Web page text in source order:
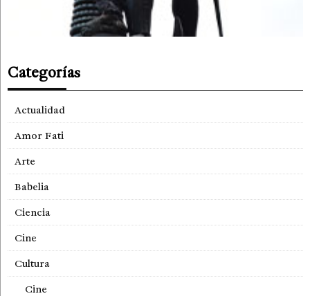
Categorías
Actualidad
Amor Fati
Arte
Babelia
Ciencia
Cine
Cultura
Cine